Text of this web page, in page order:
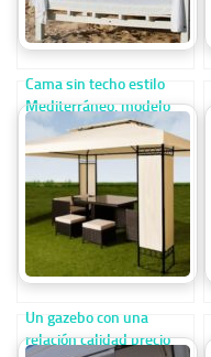
Cama sin techo estilo
Mediterráneo, modelo
Rivage de Honeymoon
Un gazebo con una
relación calidad precio